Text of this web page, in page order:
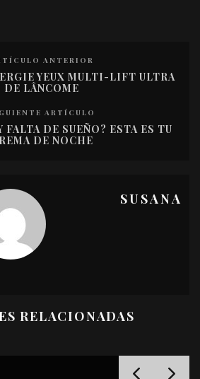
ANTERIOR
YEUX MULTI-LIFT ULTRA
DE LÂNCOME
ARTÍCULO
FALTA DE SUEÑO? ESTA ES TU
DE NOCHE
SUSANA
RELACIONADAS